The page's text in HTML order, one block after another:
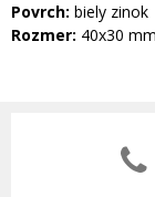
Povrch: biely zinok
Rozmer: 40x30